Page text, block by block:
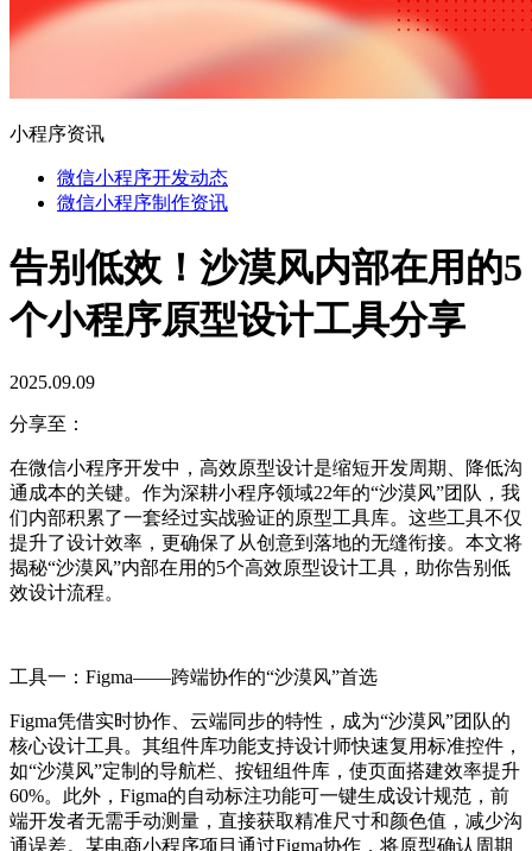
小程序资讯
微信小程序开发动态
微信小程序制作资讯
告别低效！沙漠风内部在用的5
个小程序原型设计工具分享
2025.09.09
分享至：
在微信小程序开发中，高效原型设计是缩短开发周期、降低沟
通成本的关键。作为深耕小程序领域22年的“沙漠风”团队，我
们内部积累了一套经过实战验证的原型工具库。这些工具不仅
提升了设计效率，更确保了从创意到落地的无缝衔接。本文将
揭秘“沙漠风”内部在用的5个高效原型设计工具，助你告别低
效设计流程。
工具一：Figma——跨端协作的“沙漠风”首选
Figma凭借实时协作、云端同步的特性，成为“沙漠风”团队的
核心设计工具。其组件库功能支持设计师快速复用标准控件，
如“沙漠风”定制的导航栏、按钮组件库，使页面搭建效率提升
60%。此外，Figma的自动标注功能可一键生成设计规范，前
端开发者无需手动测量，直接获取精准尺寸和颜色值，减少沟
通误差。某电商小程序项目通过Figma协作，将原型确认周期